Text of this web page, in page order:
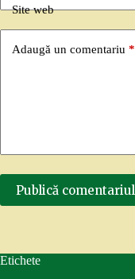
Site web
Adaugă un comentariu *
Publică comentariul
Etichete